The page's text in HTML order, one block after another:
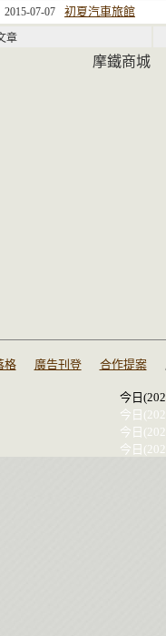
2015-07-07 初夏汽車旅館
章
摩鐵商城
格 廣告刊登 合作提案
今日
今日
今日
今日